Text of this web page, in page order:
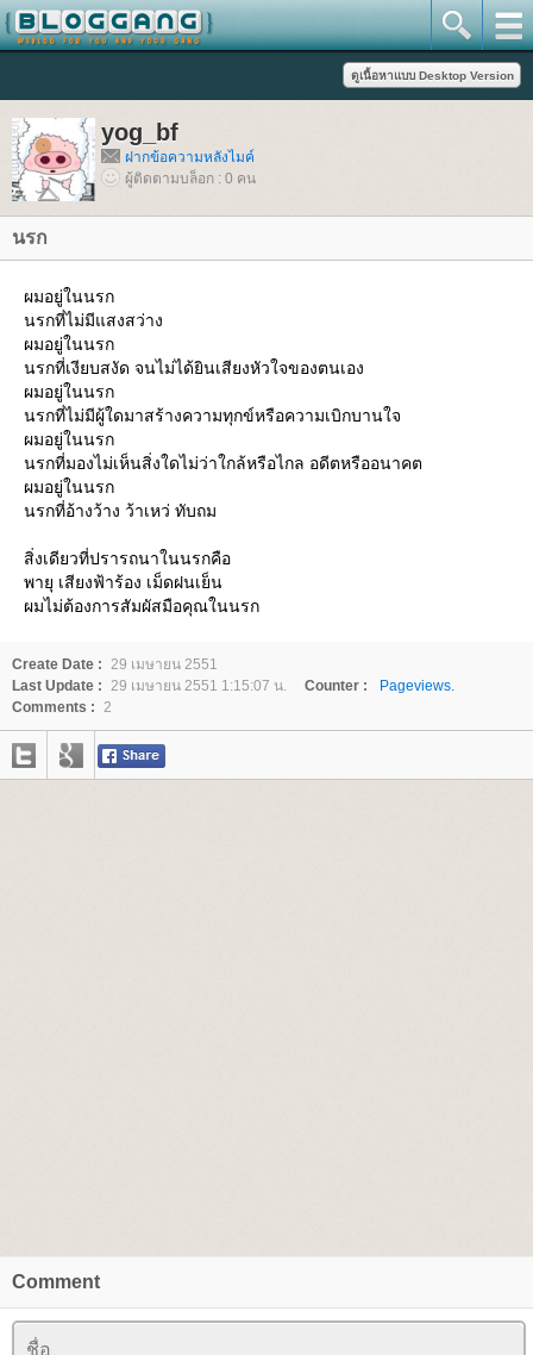
yog_bf
ฝากข้อความหลังไมค์
ผู้ติดตามบล็อก : 0 คน
นรก
ผมอยู่ในนรก
นรกที่ไม่มีแสงสว่าง
ผมอยู่ในนรก
นรกที่เงียบสงัด จนไม่ได้ยินเสียงหัวใจของตนเอง
ผมอยู่ในนรก
นรกที่ไม่มีผู้ใดมาสร้างความทุกข์หรือความเบิกบานใจ
ผมอยู่ในนรก
นรกที่มองไม่เห็นสิ่งใดไม่ว่าใกล้หรือไกล อดีตหรืออนาคต
ผมอยู่ในนรก
นรกที่อ้างว้าง ว้าเหว่ ทับถม
สิ่งเดียวที่ปรารถนาในนรกคือ
พายุ เสียงฟ้าร้อง เม็ดฝนเย็น
ผมไม่ต้องการสัมผัสมือคุณในนรก
Create Date : 29 เมษายน 2551
Last Update : 29 เมษายน 2551 1:15:07 น. Counter :
Pageviews.
Comments : 2
Comment